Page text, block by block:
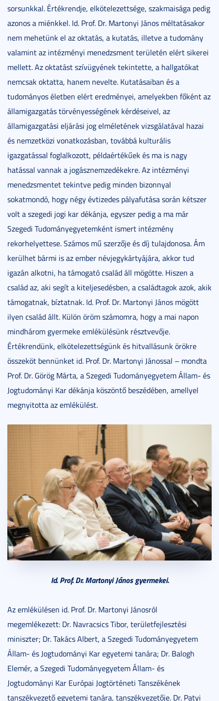
sorsunkkal. Értékrendje, elkötelezettsége, szakmaisága pedig
azonos a miénkkel. Id. Prof. Dr. Martonyi János méltatásakor
nem mehetünk el az oktatás, a kutatás, illetve a tudomány
valamint az intézményi menedzsment területén elért sikerei
mellett. Az oktatást szívügyének tekintette, a hallgatókat
nemcsak oktatta, hanem nevelte. Kutatásaiban és a
tudományos életben elért eredményei, amelyekben főként az
államigazgatás törvényességének kérdéseivel, az
államigazgatási eljárási jog elméletének vizsgálatával hazai
és nemzetközi vonatkozásban, továbbá kulturális
igazgatással foglalkozott, példaértékűek és ma is nagy
hatással vannak a jogásznemzedékekre. Az intézményi
menedzsmentet tekintve pedig minden bizonnyal
sokatmondó, hogy négy évtizedes pályafutása során kétszer
volt a szegedi jogi kar dékánja, egyszer pedig a ma már
Szegedi Tudományegyetemként ismert intézmény
rekorhelyettese. Számos mű szerzője és díj tulajdonosa. Ám
kerülhet bármi is az ember névjegykártyájára, akkor tud
igazán alkotni, ha támogató család áll mögötte. Hiszen a
család az, aki segít a kiteljesedésben, a családtagok azok, akik
támogatnak, bíztatnak. Id. Prof. Dr. Martonyi János mögött
ilyen család állt. Külön öröm számomra, hogy a mai napon
mindhárom gyermeke emlékülésünk résztvevője.
Értékrendünk, elkötelezettségünk és hitvallásunk örökre
összeköt bennünket id. Prof. Dr. Martonyi Jánossal – mondta
Prof. Dr. Görög Márta, a Szegedi Tudományegyetem Állam- és
Jogtudományi Kar dékánja köszöntő beszédében, amellyel
megnyitotta az emlékülést.
Id. Prof. Dr. Martonyi János gyermekei.
Az emlékülésen id. Prof. Dr. Martonyi Jánosról
megemlékezett: Dr. Navracsics Tibor, területfejlesztési
miniszter; Dr. Takács Albert, a Szegedi Tudományegyetem
Állam- és Jogtudományi Kar egyetemi tanára; Dr. Balogh
Elemér, a Szegedi Tudományegyetem Állam- és
Jogtudományi Kar Európai Jogtörténeti Tanszékének
tanszékvezető egyetemi tanára, tanszékvezetője. Dr. Patyi